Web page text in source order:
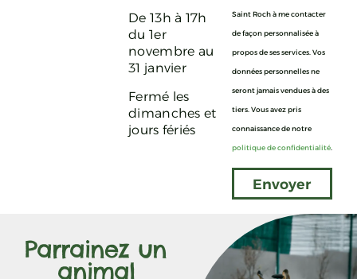
De 13h à 17h
du 1er
novembre au
31 janvier
Fermé les
dimanches et
jours fériés
Saint Roch à me contacter
de façon personnalisée à
propos de ses services. Vos
données personnelles ne
seront jamais vendues à des
tiers. Vous avez pris
connaissance de notre
politique de confidentialité.
Envoyer
Parrainez un
animal